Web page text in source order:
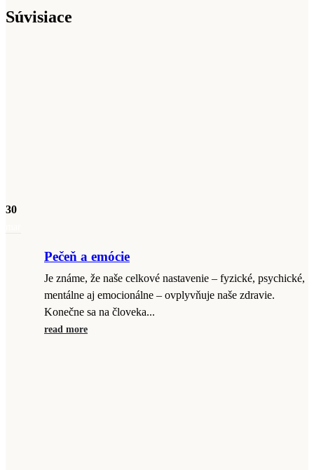
Súvisiace
30
Pečeň a emócie
Je známe, že naše celkové nastavenie – fyzické, psychické,
mentálne aj emocionálne – ovplyvňuje naše zdravie.
Konečne sa na človeka...
read more